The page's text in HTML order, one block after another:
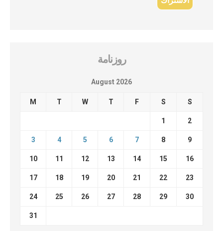
روزنامة
August 2026
M T W T F S S
1 2
3 4 5 6 7 8 9
10 11 12 13 14 15 16
17 18 19 20 21 22 23
24 25 26 27 28 29 30
31